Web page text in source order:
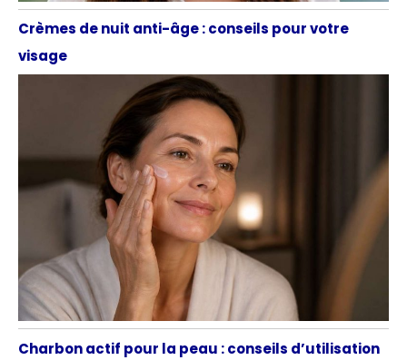
Crèmes de nuit anti-âge : conseils pour votre
visage
Charbon actif pour la peau : conseils d’utilisation